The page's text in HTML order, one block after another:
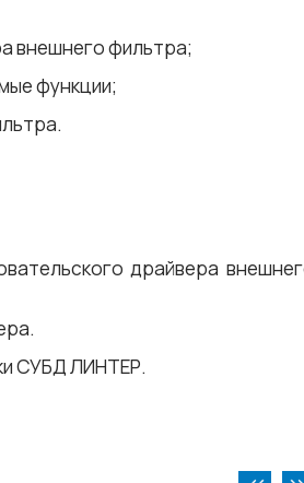
внешнего фильтра;
функции;
драйвера
СУБД ЛИНТЕР.